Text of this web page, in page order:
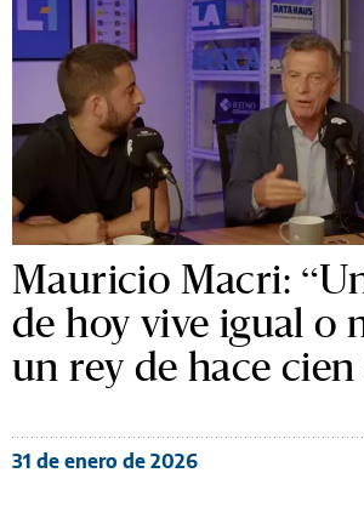
Mauricio Macri:
de hoy vive igual o
un rey de hace cien
31 de enero de 2026